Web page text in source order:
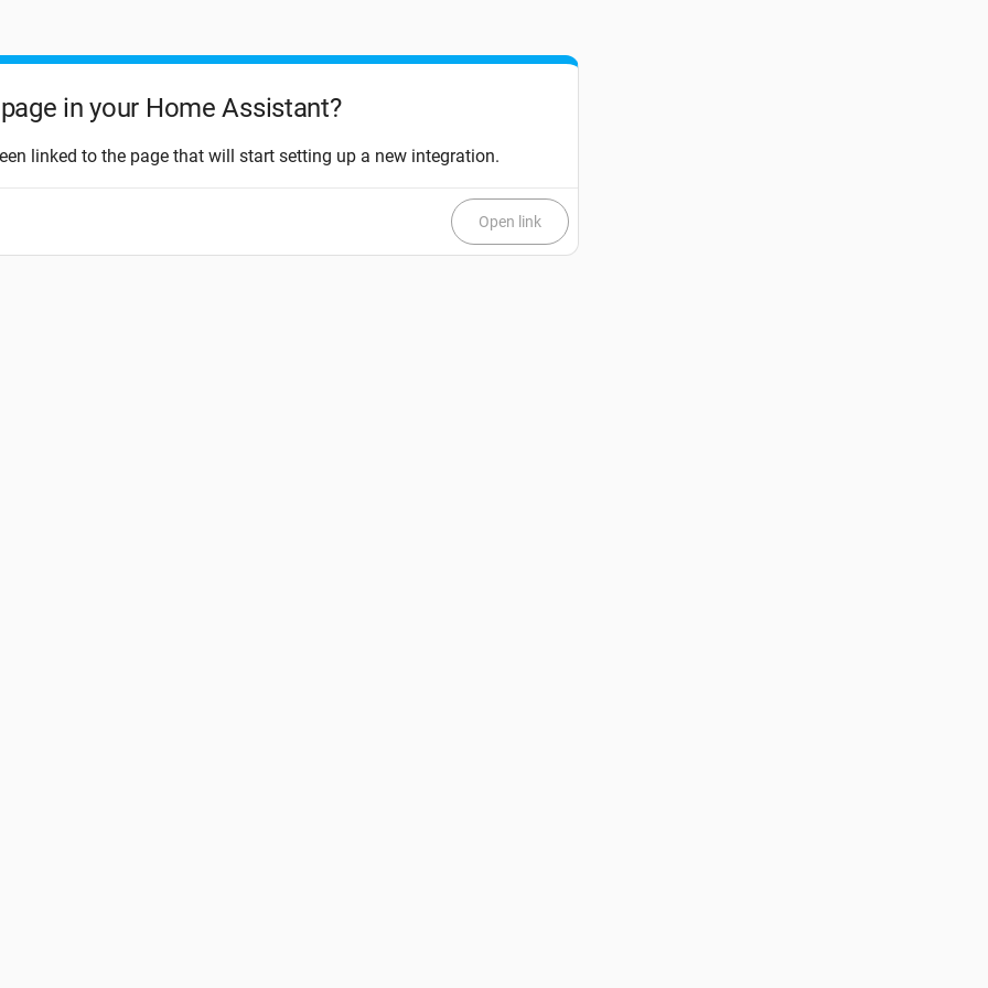
in your Home Assistant?
linked to the page that will start setting up a new integration.
Open link